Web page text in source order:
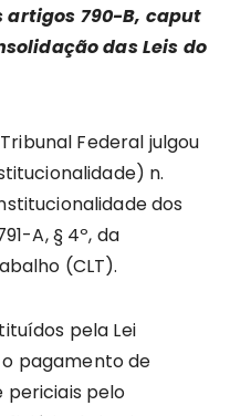
790-B, caput
das Leis do
Federal julgou
n.
dos
A, § 4º, da
(CLT).
pela Lei
o pagamento de
periciais pelo